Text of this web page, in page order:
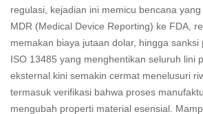
regulasi, kejadian ini memicu bencana
MDR (Medical Device Reporting) ke FDA,
memakan biaya jutaan dolar, hingga
ISO 13485 yang menghentikan seluruh lini
eksternal kini semakin cermat menelusuri
termasuk verifikasi bahwa proses
mengubah properti material esensial.